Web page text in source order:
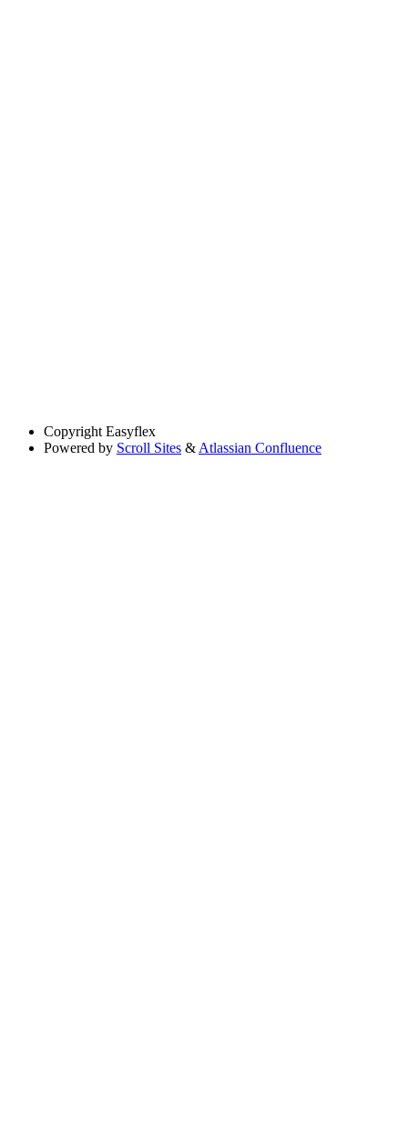
Copyright Easyflex
Powered by Scroll Sites & Atlassian Confluence